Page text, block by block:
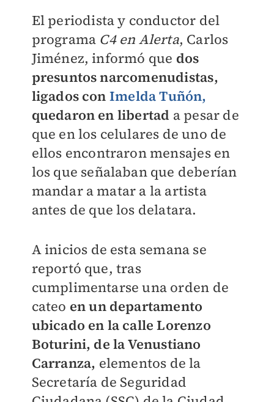
El periodista y conductor del
programa C4 en Alerta, Carlos
Jiménez, informó que dos
presuntos narcomenudistas,
ligados con Imelda Tuñón,
quedaron en libertad a pesar de
que en los celulares de uno de
ellos encontraron mensajes en
los que señalaban que deberían
mandar a matar a la artista
antes de que los delatara.
A inicios de esta semana se
reportó que, tras
cumplimentarse una orden de
cateo en un departamento
ubicado en la calle Lorenzo
Boturini, de la Venustiano
Carranza, elementos de la
Secretaría de Seguridad